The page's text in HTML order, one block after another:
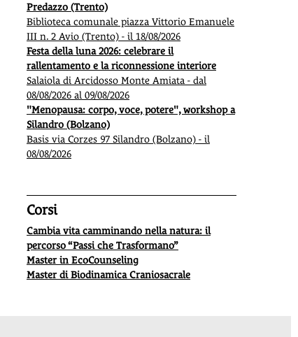
Predazzo (Trento)
Biblioteca comunale piazza Vittorio Emanuele
III n. 2 Avio (Trento) - il 18/08/2026
Festa della luna 2026: celebrare il
rallentamento e la riconnessione interiore
Salaiola di Arcidosso Monte Amiata - dal
08/08/2026 al 09/08/2026
"Menopausa: corpo, voce, potere", workshop a
Silandro (Bolzano)
Basis via Corzes 97 Silandro (Bolzano) - il
08/08/2026
Corsi
Cambia vita camminando nella natura: il
percorso “Passi che Trasformano”
Master in EcoCounseling
Master di Biodinamica Craniosacrale